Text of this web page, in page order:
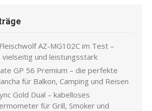
AZ-MG102C im Test –
vielseitig und leistungsstark
GP 56 Premium – die perfekte
für Balkon, Camping und Reisen
Gold Dual – kabelloses
für Grill, Smoker und